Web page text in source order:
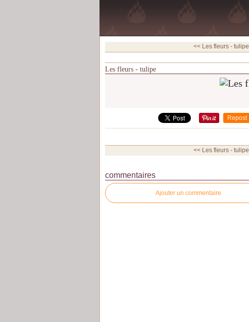
<< Les fleurs - tulipe
Les fleurs - tulipe
Repost
<< Les fleurs - tulipe
commentaires
Ajouter un commentaire